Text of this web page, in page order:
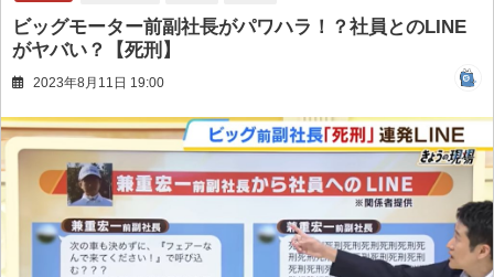
ビッグモーター前副社長がパワハラ！？社員とのLINE
がヤバい？【死刑】
2023年8月11日 19:00